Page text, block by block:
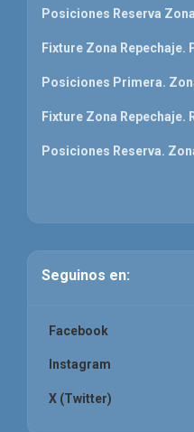
Posiciones Reserva
Fixture Zona Repechaje.
Posiciones Primera.
Fixture Zona Repechaje.
Posiciones Reserva.
Seguinos en:
Facebook
Instagram
X (Twitter)